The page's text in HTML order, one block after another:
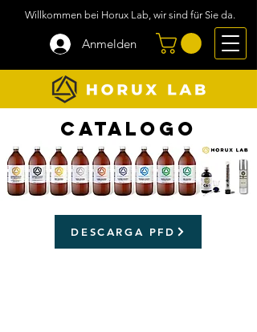
Willkommen bei Horux Lab, wir sind für Sie da.
Anmelden
catalogo
DESCARGA PFD